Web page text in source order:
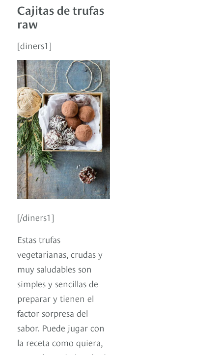
Cajitas de trufas
raw
[diners1]
[/diners1]
Estas trufas
vegetarianas, crudas y
muy saludables son
simples y sencillas de
preparar y tienen el
factor sorpresa del
sabor. Puede jugar con
la receta como quiera,